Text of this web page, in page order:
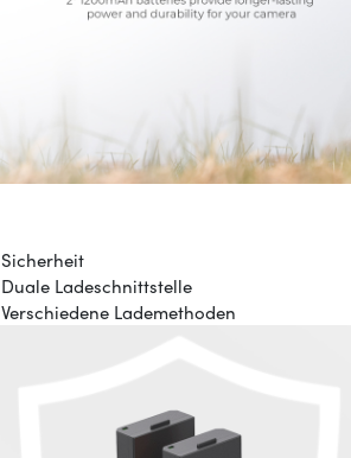
Sicherheit
Duale Ladeschnittstelle
Verschiedene Lademethoden